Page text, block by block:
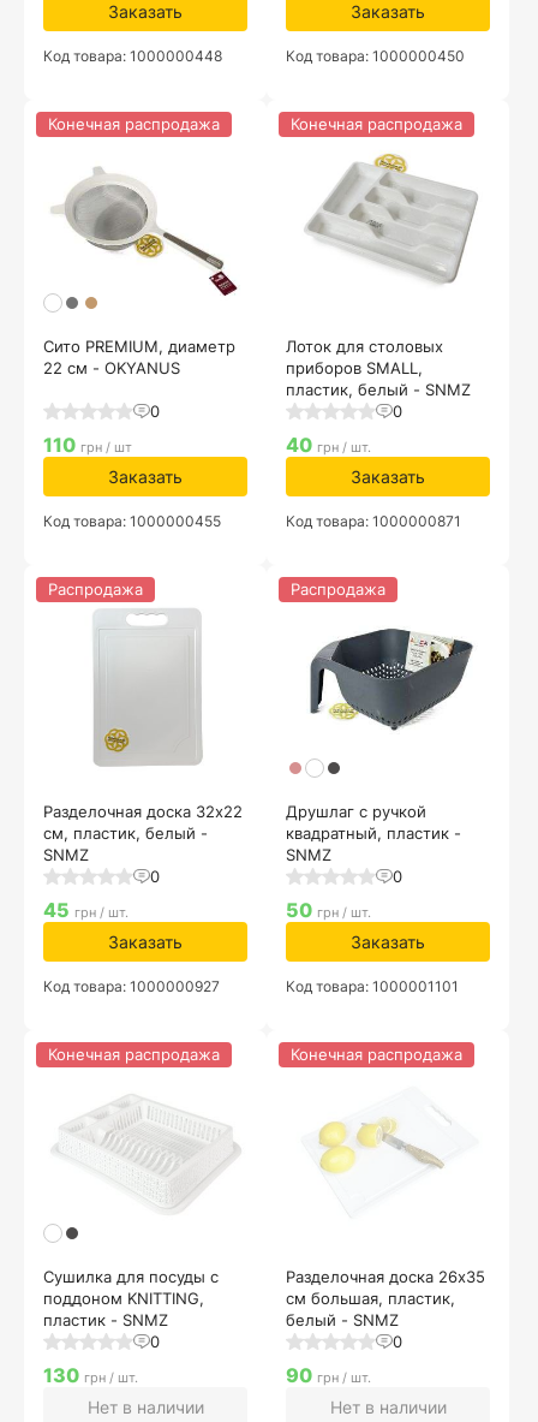
Заказать
Код товара: 1000000448
Заказать
Код товара: 1000000450
Сито PREMIUM, диаметр
22 см - OKYANUS
0
Конечная распродажа
110 грн / шт
Заказать
Код товара: 1000000455
Лоток для столовых
приборов SMALL,
пластик, белый - SNMZ
0
Конечная распродажа
40 грн / шт.
Заказать
Код товара: 1000000871
Разделочная доска 32х22
см, пластик, белый -
SNMZ
0
Распродажа
45 грн / шт.
Заказать
Код товара: 1000000927
Друшлаг с ручкой
квадратный, пластик -
SNMZ
0
Распродажа
50 грн / шт.
Заказать
Код товара: 1000001101
Сушилка для посуды с
поддоном KNITTING,
пластик - SNMZ
0
Конечная распродажа
130 грн / шт.
Нет в наличии
Разделочная доска 26х35
см большая, пластик,
белый - SNMZ
0
Конечная распродажа
90 грн / шт.
Нет в наличии